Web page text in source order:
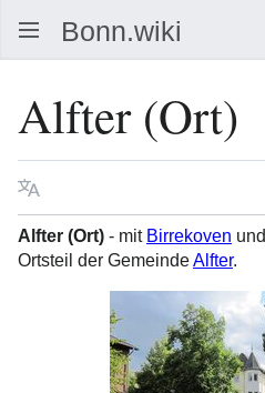
Alfter (Ort)
Sprache
Alfter (Ort) - mit Birrekoven und
Ortsteil der GemeindeAlfter.